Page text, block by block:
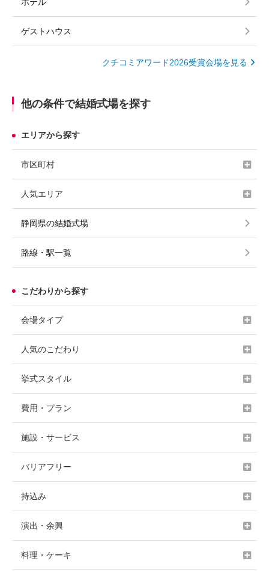
ゲストハウス
クチコミアワード2026受賞会場を見る
他の条件で結婚式場を探す
エリアから探す
市区町村
人気エリア
静岡県の結婚式場
路線・駅一覧
こだわりから探す
会場タイプ
人気のこだわり
挙式スタイル
費用・プラン
施設・サービス
バリアフリー
持込み
演出・余興
料理・ケーキ